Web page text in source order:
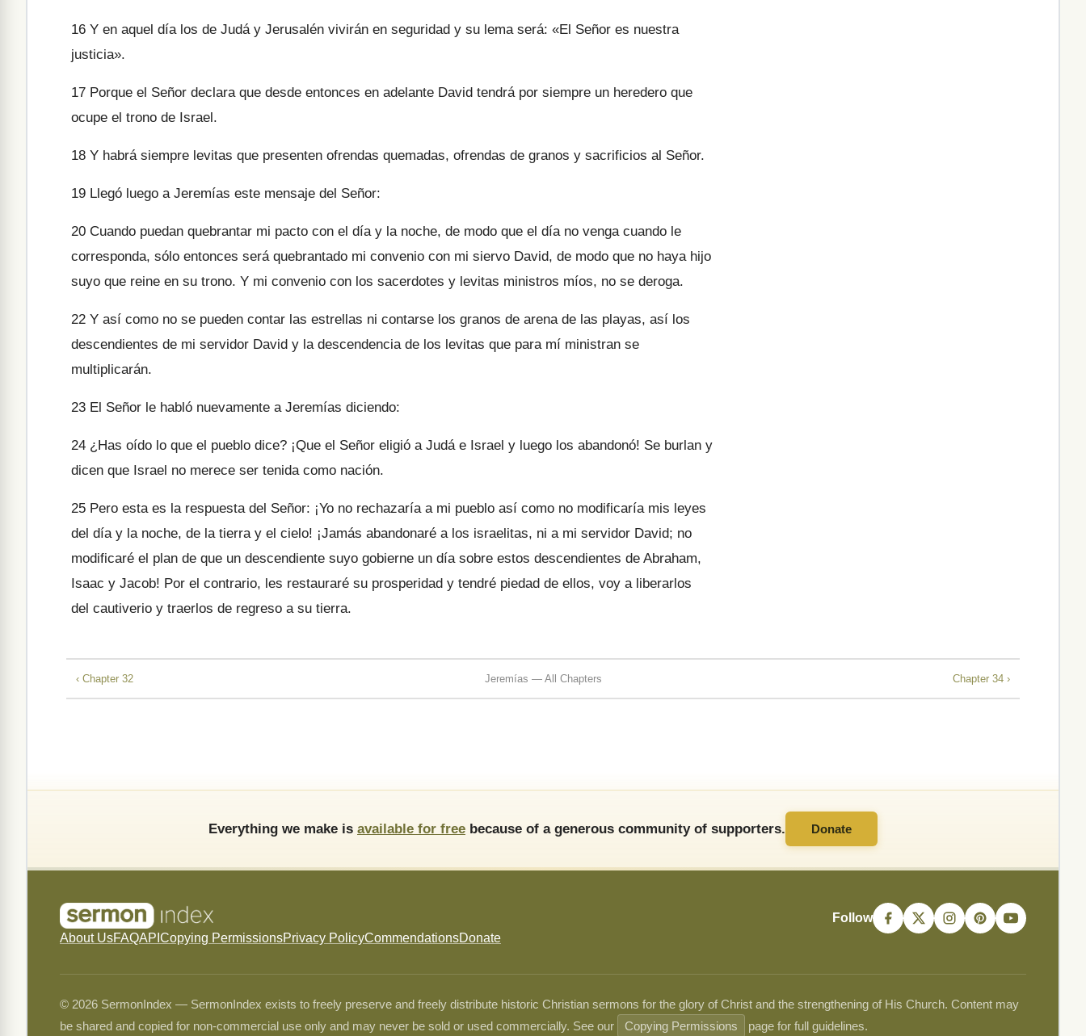
16 Y en aquel día los de Judá y Jerusalén vivirán en seguridad y su lema será: «El Señor es nuestra
justicia».
17 Porque el Señor declara que desde entonces en adelante David tendrá por siempre un heredero que
ocupe el trono de Israel.
18 Y habrá siempre levitas que presenten ofrendas quemadas, ofrendas de granos y sacrificios al Señor.
19 Llegó luego a Jeremías este mensaje del Señor:
20 Cuando puedan quebrantar mi pacto con el día y la noche, de modo que el día no venga cuando le
corresponda, sólo entonces será quebrantado mi convenio con mi siervo David, de modo que no haya hijo
suyo que reine en su trono. Y mi convenio con los sacerdotes y levitas ministros míos, no se deroga.
22 Y así como no se pueden contar las estrellas ni contarse los granos de arena de las playas, así los
descendientes de mi servidor David y la descendencia de los levitas que para mí ministran se
multiplicarán.
23 El Señor le habló nuevamente a Jeremías diciendo:
24 ¿Has oído lo que el pueblo dice? ¡Que el Señor eligió a Judá e Israel y luego los abandonó! Se burlan y
dicen que Israel no merece ser tenida como nación.
25 Pero esta es la respuesta del Señor: ¡Yo no rechazaría a mi pueblo así como no modificaría mis leyes
del día y la noche, de la tierra y el cielo! ¡Jamás abandonaré a los israelitas, ni a mi servidor David; no
modificaré el plan de que un descendiente suyo gobierne un día sobre estos descendientes de Abraham,
Isaac y Jacob! Por el contrario, les restauraré su prosperidad y tendré piedad de ellos, voy a liberarlos
del cautiverio y traerlos de regreso a su tierra.
‹ Chapter 32 Jeremías — All Chapters Chapter 34 ›
Everything we make is available for free because of a generous community of supporters. Donate
About UsFAQAPI Copying PermissionsPrivacy PolicyCommendationsDonate
Follow
© 2026 SermonIndex — SermonIndex exists to freely preserve and freely distribute historic Christian sermons for the glory of Christ and the strengthening of His Church. Content may
be shared and copied for non-commercial use only and may never be sold or used commercially. See our
Copying Permissions page for full guidelines.